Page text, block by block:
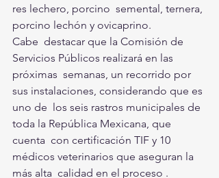
res lechero, porcino  semental, ternera,
porcino lechón y ovicaprino.
Cabe  destacar que la Comisión de
Servicios Públicos realizará en las
próximas  semanas, un recorrido por
sus instalaciones, considerando que es
uno de  los seis rastros municipales de
toda la República Mexicana, que
cuenta  con certificación TIF y 10
médicos veterinarios que aseguran la
más alta  calidad en el proceso .